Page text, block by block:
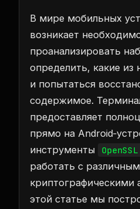
В мире мобильных
возникает
проанализировать
определить, какие
и попытаться
содержимое.
предоставляет
прямо на
инструменты
OpenSSL
работать с
криптографическими
этой статье мы